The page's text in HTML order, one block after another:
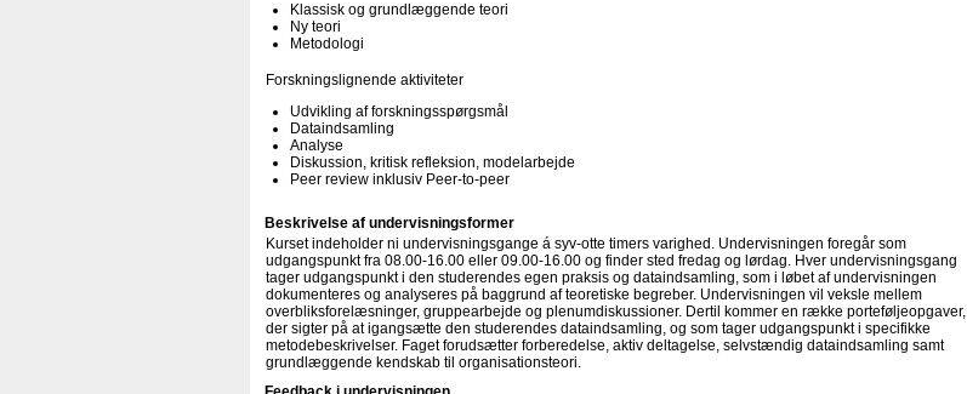
Klassisk og grundlæggende teori
Ny teori
Metodologi
Forskningslignende aktiviteter
Udvikling af forskningsspørgsmål
Dataindsamling
Analyse
Diskussion, kritisk refleksion, modelarbejde
Peer review inklusiv Peer-to-peer
Beskrivelse af undervisningsformer
Kurset indeholder ni undervisningsgange á syv-otte timers varighed. Undervisningen foregår som
udgangspunkt fra 08.00-16.00 eller 09.00-16.00 og finder sted fredag og lørdag. Hver undervisningsgang
tager udgangspunkt i den studerendes egen praksis og dataindsamling, som i løbet af undervisningen
dokumenteres og analyseres på baggrund af teoretiske begreber. Undervisningen vil veksle mellem
overbliksforelæsninger, gruppearbejde og plenumdiskussioner. Dertil kommer en række porteføljeopgaver,
der sigter på at igangsætte den studerendes dataindsamling, og som tager udgangspunkt i specifikke
metodebeskrivelser. Faget forudsætter forberedelse, aktiv deltagelse, selvstændig dataindsamling samt
grundlæggende kendskab til organisationsteori.